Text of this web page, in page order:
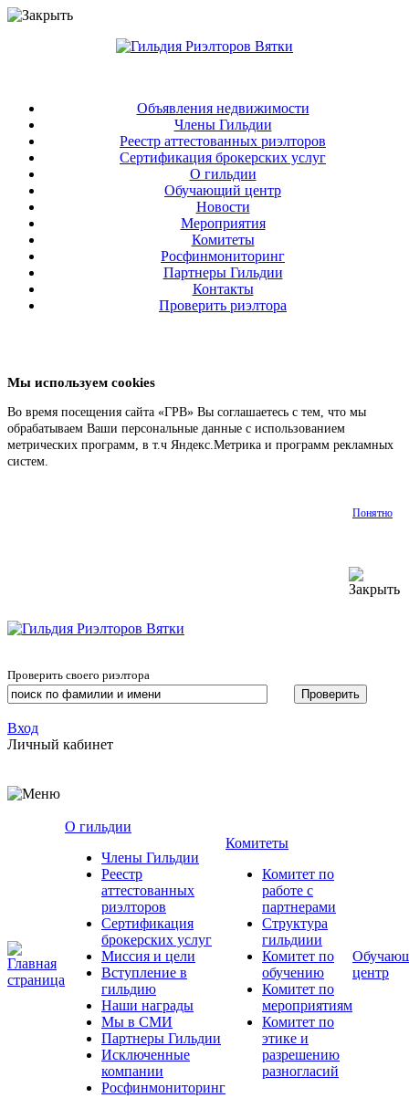
Объявления недвижимости
Члены Гильдии
Реестр аттестованных риэлторов
Сертификация брокерских услуг
О гильдии
Обучающий центр
Новости
Мероприятия
Комитеты
Росфинмониторинг
Партнеры Гильдии
Контакты
Проверить риэлтора
Мы используем cookies
Во время посещения сайта «ГРВ» Вы соглашаетесь с тем, что мы
обрабатываем Ваши персональные данные с использованием
метрических программ, в т.ч Яндекс.Метрика и программ рекламных
систем.
Понятно
Проверить своего риэлтора
Вход
Личный кабинет
О гильдии
Члены Гильдии
Реестр
аттестованных
риэлторов
Сертификация
брокерских услуг
Миссия и цели
Вступление в
гильдию
Наши награды
Мы в СМИ
Партнеры Гильдии
Исключенные
компании
Росфинмониторинг
Комитеты
Комитет по
работе с
партнерами
Структура
гильдиии
Комитет по
обучению
Комитет по
мероприятиям
Комитет по
этике и
разрешению
разногласий
центр